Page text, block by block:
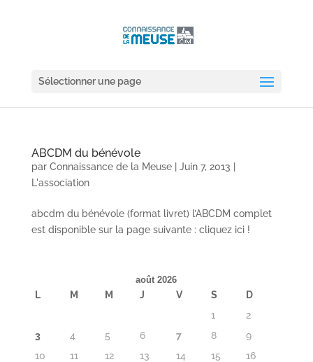
Sélectionner une page
ABCDM du bénévole
par Connaissance de la Meuse| Juin 7, 2013
L'association
abcdm du bénévole (format livret) l’ABCDM complet
est disponible sur la page suivante : cliquez ici !
août 2026
L M M J V S
D
1
2
3
4 5 6 7 8
9
10
11 12 13 14 15
16